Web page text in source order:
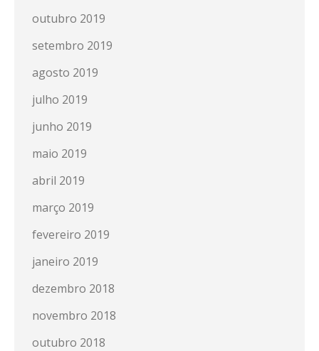
outubro 2019
setembro 2019
agosto 2019
julho 2019
junho 2019
maio 2019
abril 2019
março 2019
fevereiro 2019
janeiro 2019
dezembro 2018
novembro 2018
outubro 2018